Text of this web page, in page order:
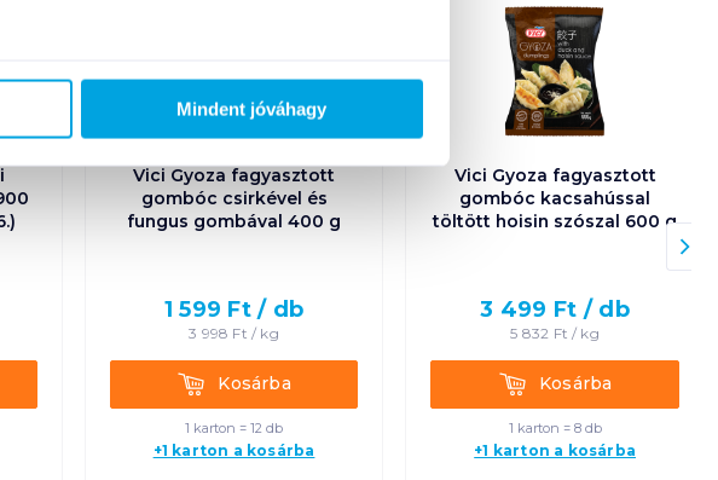
Mindent jóváhagy
Vici Gyoza fagyasztott
gombóc csirkével és
fungus gombával 400 g
1 599 Ft / db
3 998 Ft / kg
KosárbaKosárba
1 karton = 12 db
+1 karton a kosárba
Vici Gyoza fagyasztott
gombóc kacsahússal
töltött hoisin szószal 600 g
3 499 Ft / db
5 832 Ft / kg
KosárbaKosárba
1 karton = 8 db
+1 karton a kosárba